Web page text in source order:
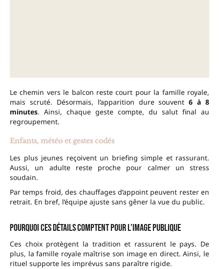
Le chemin vers le balcon reste court pour la famille royale,
mais scruté. Désormais, l’apparition dure souvent6 à 8
minutes. Ainsi, chaque geste compte, du salut final au
regroupement.
Enfants, météo et gestes codés
Les plus jeunes reçoivent un briefing simple et rassurant.
Aussi, un adulte reste proche pour calmer un stress
soudain.
Par temps froid, des chauffages d’appoint peuvent rester en
retrait. En bref, l’équipe ajuste sans gêner la vue du public.
Pourquoi ces détails comptent pour l’image publique
Ces choix protègent la tradition et rassurent le pays. De
plus, la famille royale maîtrise son image en direct. Ainsi, le
rituel supporte les imprévus sans paraître rigide.